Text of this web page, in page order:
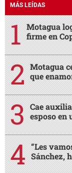
MÁS LEÍDAS
Motagua
firme en
Motagua
que
Cae
esposo en
“Les
Sánchez,